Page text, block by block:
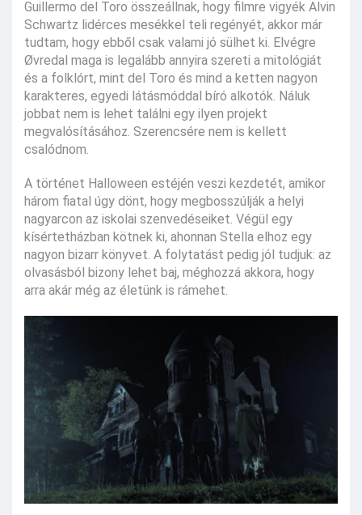
Guillermo del Toro összeállnak, hogy filmre vigyék Alvin
Schwartz lidérces mesékkel teli regényét, akkor már
tudtam, hogy ebből csak valami jó sülhet ki. Elvégre
Øvredal maga is legalább annyira szereti a mitológiát
és a folklórt, mint del Toro és mind a ketten nagyon
karakteres, egyedi látásmóddal bíró alkotók. Náluk
jobbat nem is lehet találni egy ilyen projekt
megvalósításához. Szerencsére nem is kellett
csalódnom.
A történet Halloween estéjén veszi kezdetét, amikor
három fiatal úgy dönt, hogy megbosszúlják a helyi
nagyarcon az iskolai szenvedéseiket. Végül egy
kísértetházban kötnek ki, ahonnan Stella elhoz egy
nagyon bizarr könyvet. A folytatást pedig jól tudjuk: az
olvasásból bizony lehet baj, méghozzá akkora, hogy
arra akár még az életünk is rámehet.